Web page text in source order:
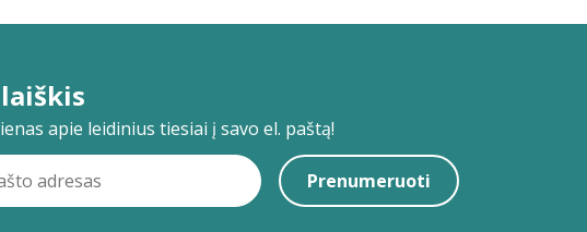
apie leidinius tiesiai į savo el. paštą!
Prenumeruoti